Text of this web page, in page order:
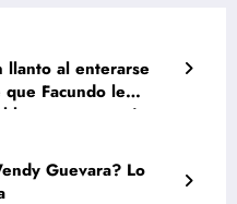
llanto al enterarse
Facundo le
con su mamá
Guevara? Lo